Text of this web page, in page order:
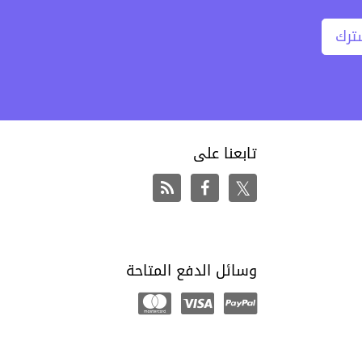
تابعنا على
وسائل الدفع المتاحة